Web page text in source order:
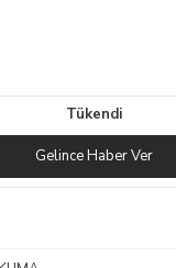
Tükendi
Gelince Haber Ver